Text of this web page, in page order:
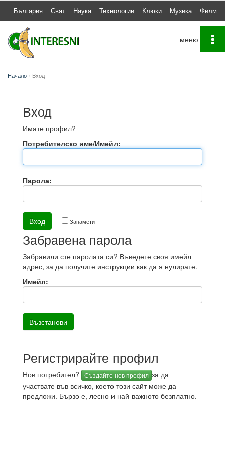
България Свят Наука Технологии Клюки Музика Филми
Начало Вход
Вход
Имате профил?
Потребителско име/Имейл:
Парола:
Запамети
Забравена парола
Забравили сте паролата си? Въведете своя имейл
адрес, за да получите инструкции как да я нулирате.
Имейл:
Регистрирайте профил
Нов потребител? Създайте нов профил за да
участвате във всичко, което този сайт може да
предложи. Бързо е, лесно и най-важното безплатно.